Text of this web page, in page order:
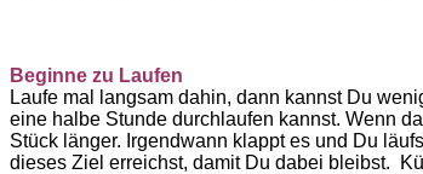
Beginne zu Laufen
Laufe mal langsam dahin, dann kannst Du
eine halbe Stunde durchlaufen kannst. Wenn
Stück länger. Irgendwann klappt es und Du
dieses Ziel erreichst, damit Du dabei bleibst.